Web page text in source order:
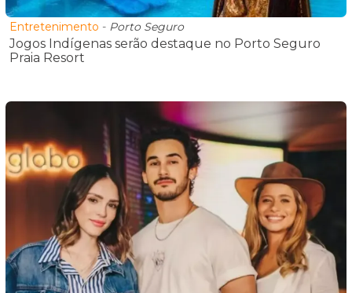
Entretenimento - Porto Seguro
Jogos Indígenas serão destaque no Porto Seguro
Praia Resort